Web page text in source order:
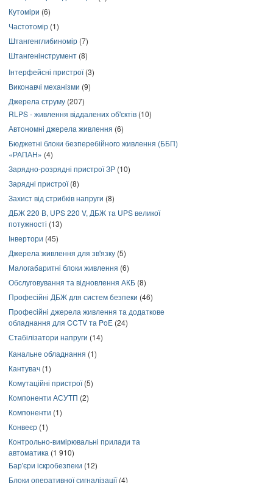
Кутоміри (6)
Частотомір (1)
Штангенглибиномір (7)
Штангенінструмент (8)
Інтерфейсні пристрої(3)
Виконавчі механізми (9)
Джерела струму (207)
RLPS - живлення віддалених об'єктів (10)
Автономні джерела живлення (6)
Бюджетні блоки безперебійного живлення (ББП)
«РАПАН» (4)
Зарядно-розрядні пристрої ЗР (10)
Зарядні пристрої(8)
Захист від стрибків напруги (8)
ДБЖ 220 В, UPS 220 V, ДБЖ та UPS великої
потужності (13)
Інвертори (45)
Джерела живлення для зв'язку (5)
Малогабаритні блоки живлення (6)
Обслуговування та відновлення АКБ (8)
Професійні ДБЖ для систем безпеки (46)
Професійні джерела живлення та додаткове
обладнання для CCTV та PoE (24)
Стабілізатори напруги (14)
Канальне обладнання (1)
Кантувач (1)
Комутаційні пристрої(5)
Компоненти АСУТП (2)
Компоненти (1)
Конвеєр (1)
Контрольно-вимірювальні прилади та
автоматика (1 910)
Бар'єри іскробезпеки (12)
Блоки оперативної сигналізації(4)